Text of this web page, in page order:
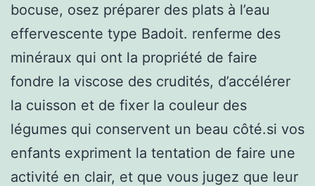
bocuse, osez préparer des plats à l’eau
effervescente type Badoit. renferme des
minéraux qui ont la propriété de faire
fondre la viscose des crudités, d’accélérer
la cuisson et de fixer la couleur des
légumes qui conservent un beau côté.si vos
enfants expriment la tentation de faire une
activité en clair, et que vous jugez que leur